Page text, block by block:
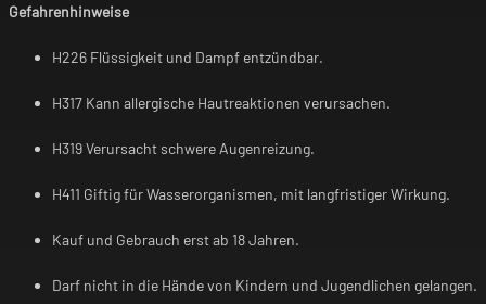
Gefahrenhinweise
H226 Flüssigkeit und Dampf entzündbar.
H317 Kann allergische Hautreaktionen verursachen.
H319 Verursacht schwere Augenreizung.
H411 Giftig für Wasserorganismen, mit langfristiger Wirkung.
Kauf und Gebrauch erst ab 18 Jahren.
Darf nicht in die Hände von Kindern und Jugendlichen gelangen.